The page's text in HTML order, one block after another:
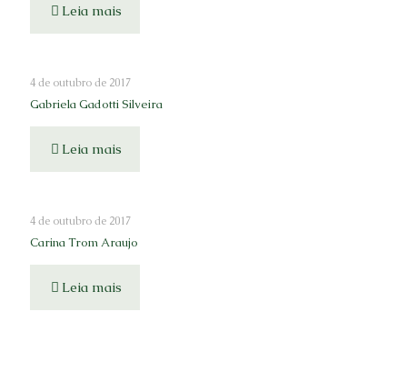
Leia mais
4 de outubro de 2017
Gabriela Gadotti Silveira
Leia mais
4 de outubro de 2017
Carina Trom Araujo
Leia mais